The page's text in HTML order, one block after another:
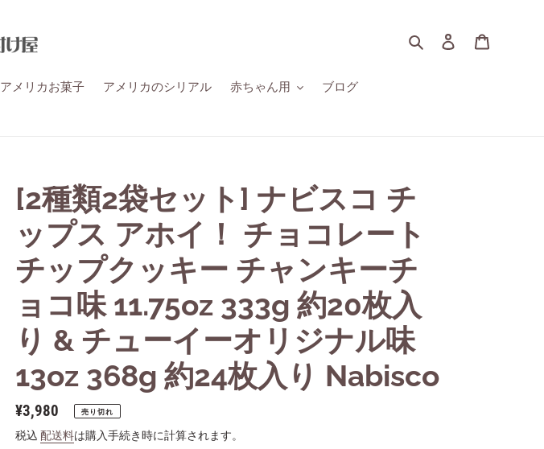
検索 ログイン
アメリカお菓子 アメリカのシリアル 赤ちゃん用 ブログ
[2種類2袋セット] ナビスコ チ
ップス アホイ！ チョコレート
チップクッキー チャンキーチ
ョコ味 11.75oz 333g 約20枚入
り & チューイーオリジナル味
13oz 368g 約24枚入り Nabisco
通
常
¥3,980 売り切れ
税込 配送料は購入手続き時に計算されます。